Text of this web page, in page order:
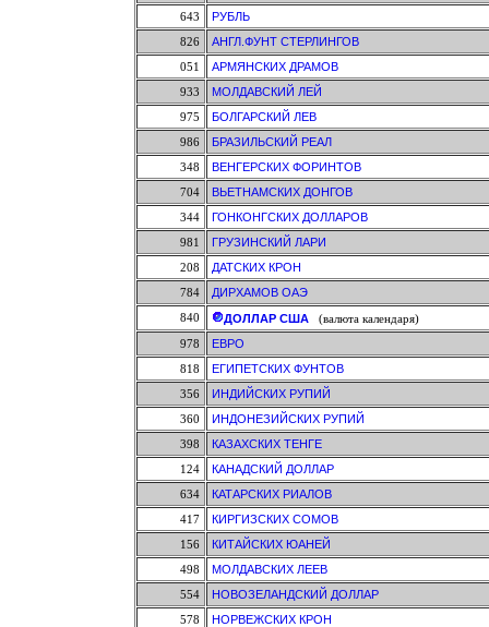
643
РУБЛЬ
826
АНГЛ.ФУНТ СТЕРЛИНГОВ
051
АРМЯНСКИХ ДРАМОВ
933
МОЛДАВСКИЙ ЛЕЙ
975
БОЛГАРСКИЙ ЛЕВ
986
БРАЗИЛЬСКИЙ РЕАЛ
348
ВЕНГЕРСКИХ ФОРИНТОВ
704
ВЬЕТНАМСКИХ ДОНГОВ
344
ГОНКОНГСКИХ ДОЛЛАРОВ
981
ГРУЗИНСКИЙ ЛАРИ
208
ДАТСКИХ КРОН
784
ДИРХАМОВ ОАЭ
840
ДОЛЛАР США(валюта календаря)
978
ЕВРО
818
ЕГИПЕТСКИХ ФУНТОВ
356
ИНДИЙСКИХ РУПИЙ
360
ИНДОНЕЗИЙСКИХ РУПИЙ
398
КАЗАХСКИХ ТЕНГЕ
124
КАНАДСКИЙ ДОЛЛАР
634
КАТАРСКИХ РИАЛОВ
417
КИРГИЗСКИХ СОМОВ
156
КИТАЙСКИХ ЮАНЕЙ
498
МОЛДАВСКИХ ЛЕЕВ
554
НОВОЗЕЛАНДСКИЙ ДОЛЛАР
578
НОРВЕЖСКИХ КРОН